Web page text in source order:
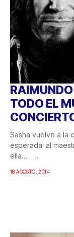
TODO EL
Sasha vuelve a la
esperada: al
ella… ...
18 AGOSTO, 2014